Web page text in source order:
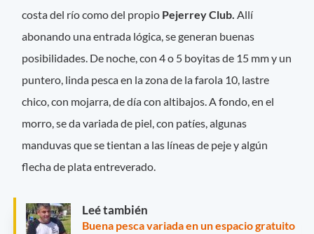
costa del río como del propio Pejerrey Club. Allí
abonando una entrada lógica, se generan buenas
posibilidades. De noche, con 4 o 5 boyitas de 15 mm y un
puntero, linda pesca en la zona de la farola 10, lastre
chico, con mojarra, de día con altibajos. A fondo, en el
morro, se da variada de piel, con patíes, algunas
manduvas que se tientan a las líneas de peje y algún
flecha de plata entreverado.
Leé también
Buena pesca variada en un espacio gratuito